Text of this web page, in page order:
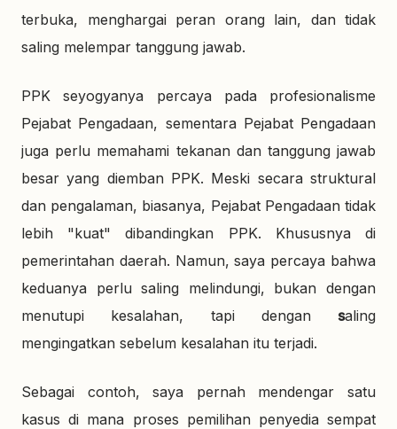
terbuka, menghargai peran orang lain, dan tidak
saling melempar tanggung jawab.
PPK seyogyanya percaya pada profesionalisme
Pejabat Pengadaan, sementara Pejabat Pengadaan
juga perlu memahami tekanan dan tanggung jawab
besar yang diemban PPK. Meski secara struktural
dan pengalaman, biasanya, Pejabat Pengadaan tidak
lebih "kuat" dibandingkan PPK. Khususnya di
pemerintahan daerah. Namun, saya percaya bahwa
keduanya perlu saling melindungi, bukan dengan
menutupi kesalahan, tapi dengan saling
mengingatkan sebelum kesalahan itu terjadi.
Sebagai contoh, saya pernah mendengar satu
kasus di mana proses pemilihan penyedia sempat